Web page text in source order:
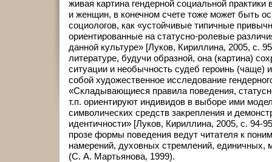
живая картина гендерной социальной
и женщин, в конечном счете тоже может быть
социологов, как «устойчивые типичные
ориентированные на статусно-ролевые
данной культуре» [Луков, Кириллина, 2005, с.
литературе, будучи образной, она (картина)
ситуации и необычность судеб героинь (чаще)
собой художественное исследование
«Складывающиеся правила поведения,
т.п. ориентируют индивидов в выборе ими
символических средств закрепления и
идентичности» [Луков, Кириллина, 2005, с. 94-
прозе формы поведения ведут читателя к
намерений, духовных стремлений, единичных,
(С. А. Мартьянова, 1999).